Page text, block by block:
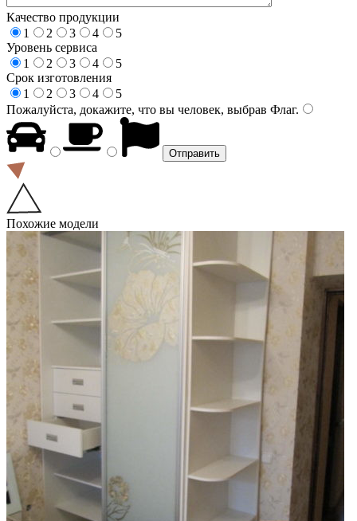
Качество продукции
1
2 3 4
5
Уровень сервиса
1
2 3 4
5
Срок изготовления
1
2 3 4
5
Пожалуйста, докажите, что вы человек, выбрав Флаг.
Похожие модели